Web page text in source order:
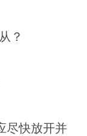
？
尽快放开并